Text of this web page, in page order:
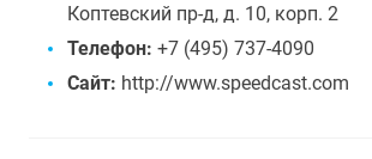
Коптевский пр-д, д. 10, корп. 2
Телефон: +7 (495) 737-4090
Сайт: http://www.speedcast.com